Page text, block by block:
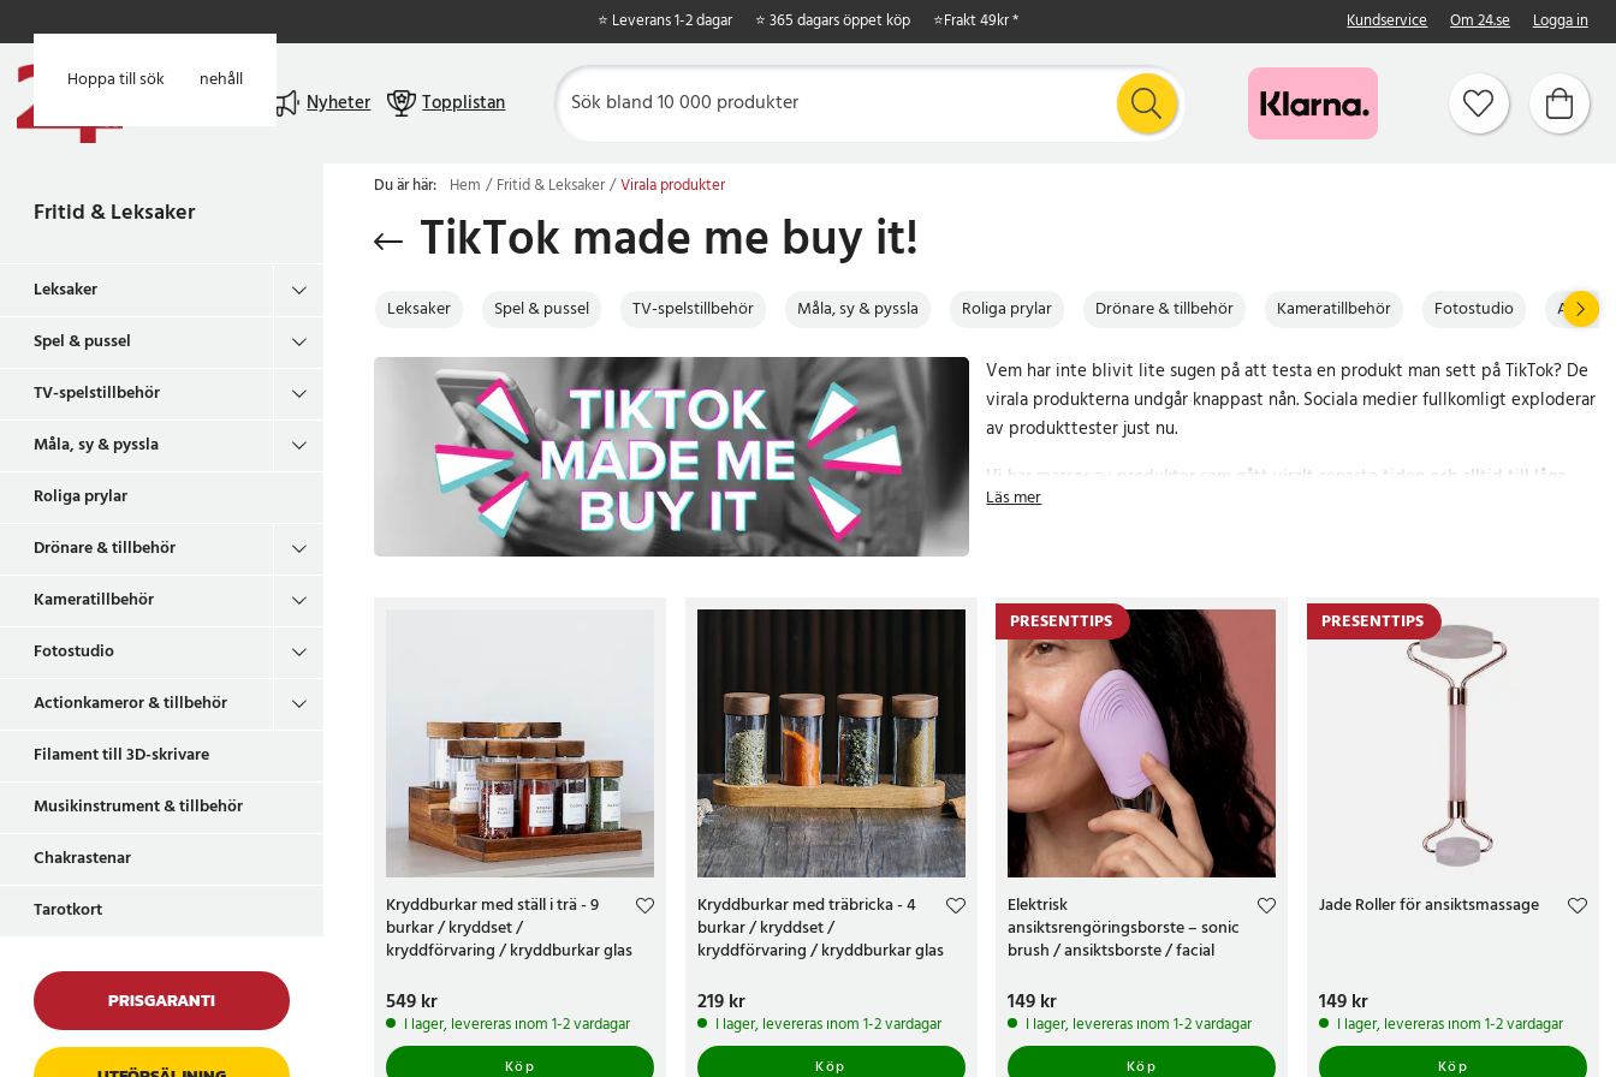
Hoppa till huvudinnehåll
Hoppa till sök
⭐ Leverans 1-2 dagar ⭐ 365 dagars öppet köp ⭐Frakt 49kr * Kundservice Om 24.se Logga in
Nyheter Topplistan
Fritid & Leksaker
Leksaker
Spel & pussel
TV-spelstillbehör
Måla, sy & pyssla
Roliga prylar
Drönare & tillbehör
Kameratillbehör
Fotostudio
Actionkameror & tillbehör
Filament till 3D-skrivare
Musikinstrument & tillbehör
Chakrastenar
Tarotkort
PRISGARANTI
Du är här: Hem Fritid & Leksaker Virala produkter
TikTok made me buy it!
Leksaker Spel & pussel TV-spelstillbehör Måla, sy & pyssla Roliga prylar Drönare & tillbehör Kameratillbehör Fotostudio
Vem har inte blivit lite sugen på att testa en produkt man sett på TikTok? De
virala produkterna undgår knappast nån. Sociala medier fullkomligt exploderar
av produkttester just nu.
Vi har massor av produkter som gått viralt senaste tiden och alltid till låga
priser. Beställ ett gäng produkter och testa själv om de lever upp till hajpen.
Läs mer
Kryddburkar med ställ i trä - 9
burkar / kryddset /
kryddförvaring / kryddburkar glas
Pris: 549 kr
549 kr
I lager, levereras inom 1-2 vardagar
Köp
Kryddburkar med träbricka - 4
burkar / kryddset /
kryddförvaring / kryddburkar glas
Pris :219 kr
219 kr
I lager, levereras inom 1-2 vardagar
Köp
PRESENTTIPS
Elektrisk
ansiktsrengöringsborste – sonic
brush / ansiktsborste / facial
Pris :149 kr
149 kr
I lager, levereras inom 1-2 vardagar
Köp
PRESENTTIPS
Jade Roller för ansiktsmassage
Pris:149 kr
149 kr
I lager, levereras inom 1-2 vardagar
Köp